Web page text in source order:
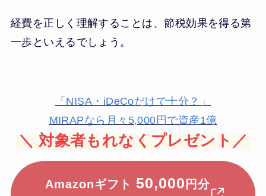
経費を正しく理解することは、節税効果を得る第
一歩といえるでしょう。
「NISA・iDeCoだけで十分？」
MIRAPなら月々5,000円で資産1億
＼ 対象者もれなくプレゼント／
Amazonギフト 50,000 円分